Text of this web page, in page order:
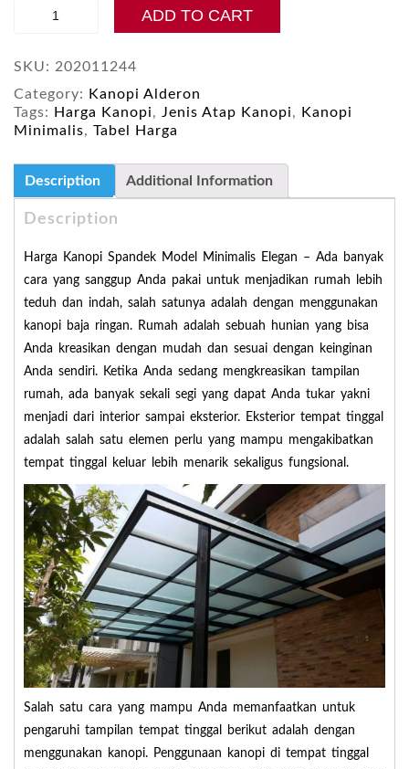
Model
Elegan
quantity
ADD TO CART
SKU: 202011244
Category:
Kanopi Alderon
Tags:
Harga Kanopi, Jenis Atap Kanopi,
Kanopi
Minimalis, Tabel Harga
Description Additional Information
Description
Harga Kanopi Spandek Model Minimalis Elegan – Ada banyak
cara yang sanggup Anda pakai untuk menjadikan rumah lebih
teduh dan indah, salah satunya adalah dengan menggunakan
kanopi baja ringan. Rumah adalah sebuah hunian yang bisa
Anda kreasikan dengan mudah dan sesuai dengan keinginan
Anda sendiri. Ketika Anda sedang mengkreasikan tampilan
rumah, ada banyak sekali segi yang dapat Anda tukar yakni
menjadi dari interior sampai eksterior. Eksterior tempat tinggal
adalah salah satu elemen perlu yang mampu mengakibatkan
tempat tinggal keluar lebih menarik sekaligus fungsional.
Salah satu cara yang mampu Anda memanfaatkan untuk
pengaruhi tampilan tempat tinggal berikut adalah dengan
menggunakan kanopi. Penggunaan kanopi di tempat tinggal